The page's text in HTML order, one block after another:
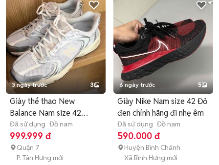
3 ngày trước 3
Giày thể thao New
Balance Nam size 42
Trắng
Đã sử dụng Đồ nam
999.999 đ
Quận 7
P. Tân Hưng mới
6 ngày trước 5
Giày Nike Nam size 42 Đỏ
đen chính hãng đi nhẹ êm
Đã sử dụng Đồ nam
590.000 đ
Huyện Bình Chánh
Xã Bình Hưng mới